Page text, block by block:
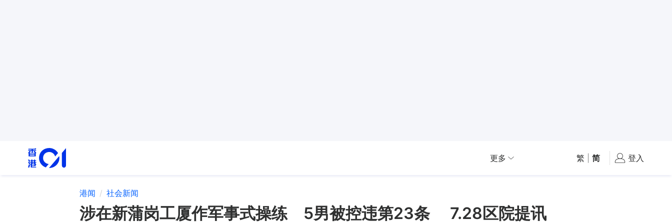
更多 繁 简 登入
港闻 社会新闻
涉在新蒲岗工厦作军事式操练 5男被控违第23条 7.28区院提讯